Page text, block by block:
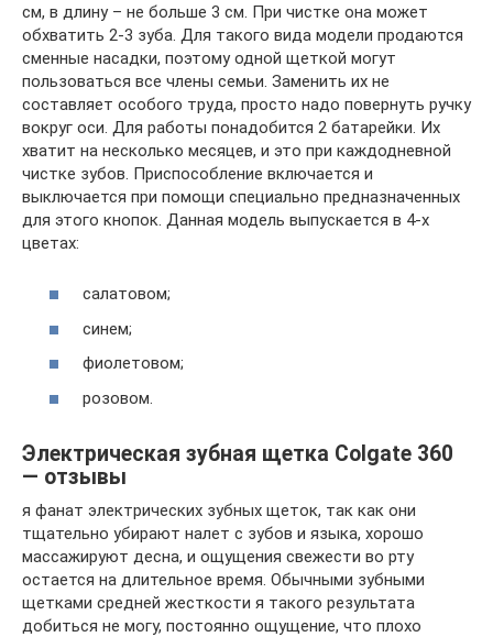
см, в длину – не больше 3 см. При чистке она может
обхватить 2-3 зуба. Для такого вида модели продаются
сменные насадки, поэтому одной щеткой могут
пользоваться все члены семьи. Заменить их не
составляет особого труда, просто надо повернуть ручку
вокруг оси. Для работы понадобится 2 батарейки. Их
хватит на несколько месяцев, и это при каждодневной
чистке зубов. Приспособление включается и
выключается при помощи специально предназначенных
для этого кнопок. Данная модель выпускается в 4-х
цветах:
салатовом;
синем;
фиолетовом;
розовом.
Электрическая зубная щетка Colgate 360
— отзывы
я фанат электрических зубных щеток, так как они
тщательно убирают налет с зубов и языка, хорошо
массажируют десна, и ощущения свежести во рту
остается на длительное время. Обычными зубными
щетками средней жесткости я такого результата
добиться не могу, постоянно ощущение, что плохо